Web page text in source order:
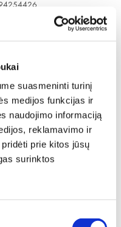
suasmeninti turinį
medijos funkcijas ir
naudojimo informaciją
reklamavimo ir
prie kitos jūsų
surinktos